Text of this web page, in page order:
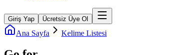
Giriş Yap Ücretsiz Üye Ol
Ana Sayfa Kelime Listesi